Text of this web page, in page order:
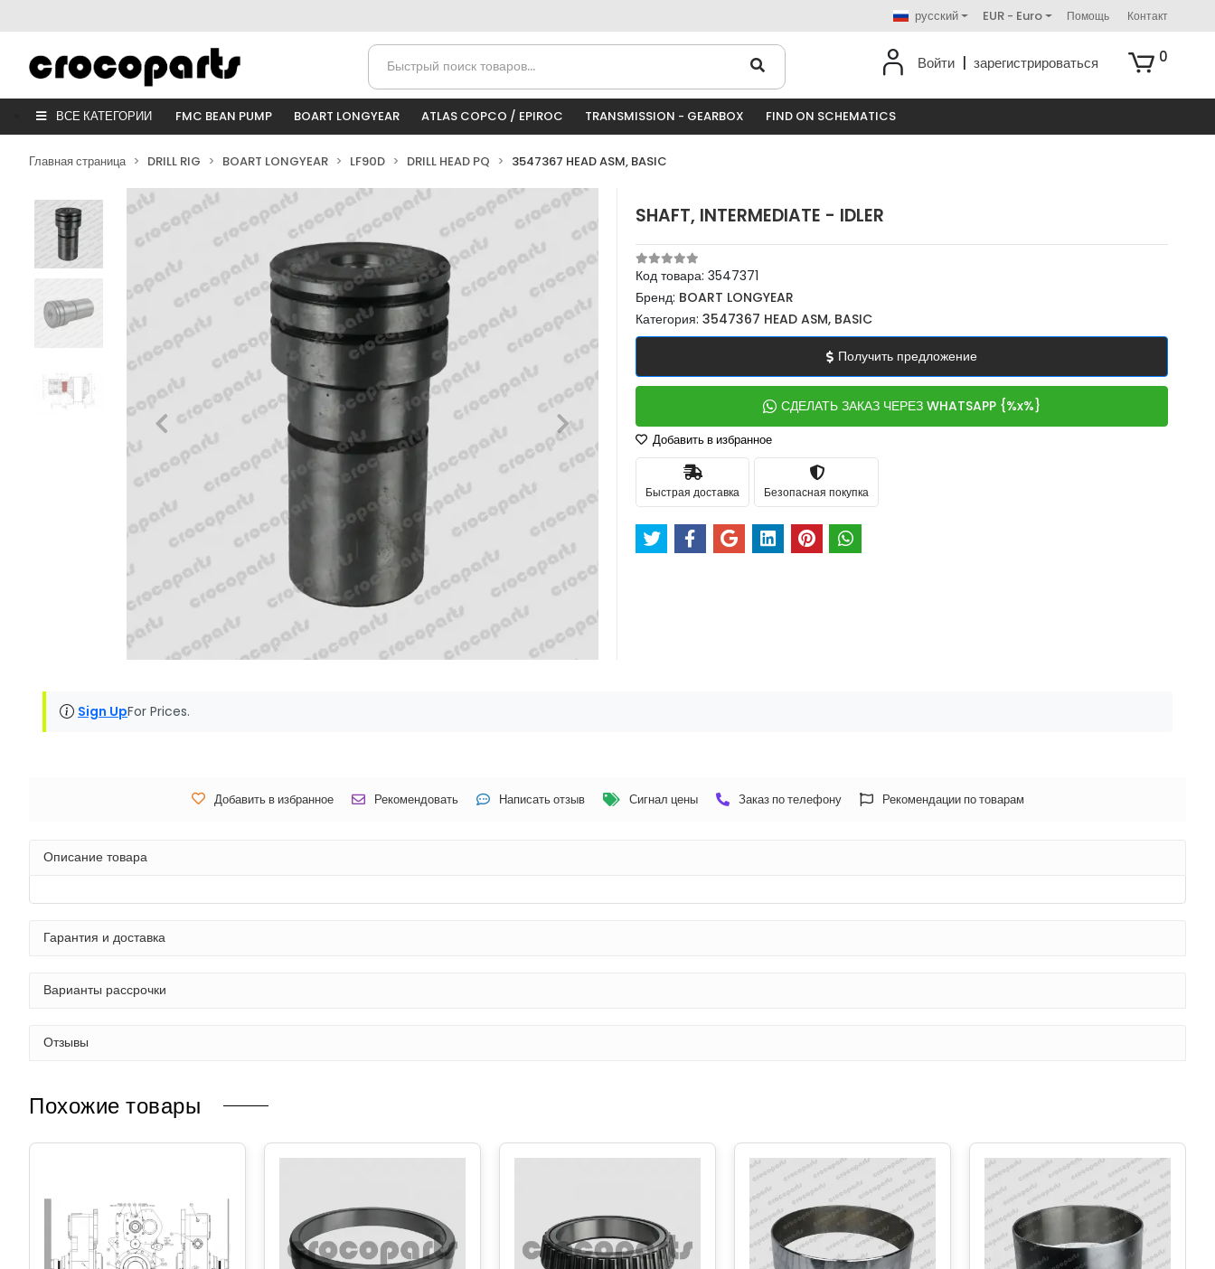
русский EUR - Euro Помощь Контакт
Войти зарегистрироваться 0
ВСЕ КАТЕГОРИИ FMC BEAN PUMP BOART LONGYEAR ATLAS COPCO / EPIROC TRANSMISSION - GEARBOX FIND ON SCHEMATICS
Главная страница DRILL RIG BOART LONGYEAR LF90D DRILL HEAD PQ 3547367 HEAD ASM, BASIC
SHAFT, INTERMEDIATE - IDLER
Код товара: 3547371
Бренд: BOART LONGYEAR
Категория: 3547367 HEAD ASM, BASIC
Получить предложение
СДЕЛАТЬ ЗАКАЗ ЧЕРЕЗ WHATSAPP {%x%}
Добавить в избранное
Быстрая доставка Безопасная покупка
Sign UpFor Prices.
Добавить в избранное Рекомендовать Написать отзыв Сигнал цены Заказ по телефону Рекомендации по товарам
Описание товара
Гарантия и доставка
Варианты рассрочки
Отзывы
Похожие товары